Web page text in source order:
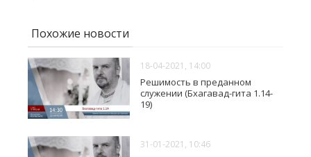
Похожие новости
18-04-2021, 14:00
Решимость в преданном
служении (Бхагавад-гита 1.14-
19)
31-01-2021, 10:46